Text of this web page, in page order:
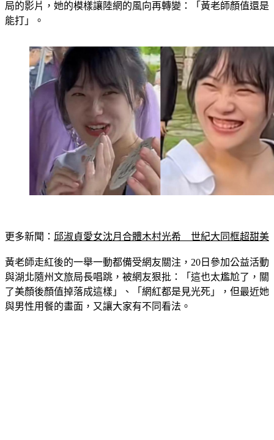
局的影片，她的模樣讓陸網的風向再轉變：「黃老師顏值還是
能打」。
更多新聞： 邱淑貞愛女沈月合體木村光希　世紀大同框超甜美
黃老師走紅後的一舉一動都備受網友關注，20日參加公益活動
與湖北隨州文旅局長唱跳，被網友狠批：「這也太尷尬了，關
了美顏後顏值掉落成這樣」、「網紅都是見光死」，但最近她
與男性用餐的畫面，又讓大家有不同看法。